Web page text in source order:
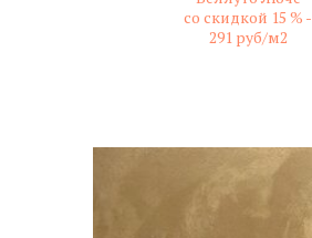
со скидкой 15 % -
291 руб/м2